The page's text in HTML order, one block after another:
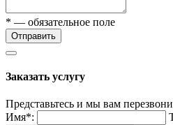
* — обязательное поле
Отправить
Заказать услугу
Представьтесь и мы вам
Имя*: